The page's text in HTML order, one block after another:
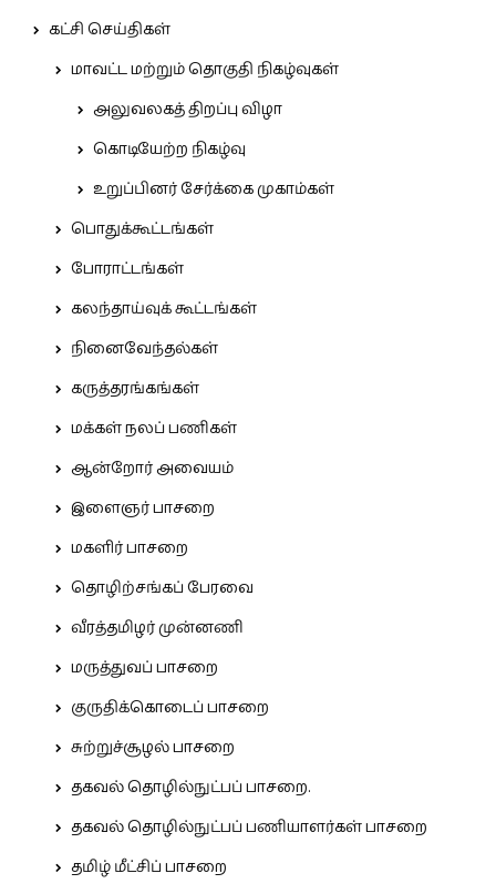
கட்சி செய்திகள்
மாவட்ட மற்றும் தொகுதி நிகழ்வுகள்
அலுவலகத் திறப்பு விழா
கொடியேற்ற நிகழ்வு
உறுப்பினர் சேர்க்கை முகாம்கள்
பொதுக்கூட்டங்கள்
போராட்டங்கள்
கலந்தாய்வுக் கூட்டங்கள்
நினைவேந்தல்கள்
கருத்தரங்கங்கள்
மக்கள் நலப் பணிகள்
ஆன்றோர் அவையம்
இளைஞர் பாசறை
மகளிர் பாசறை
தொழிற்சங்கப் பேரவை
வீரத்தமிழர் முன்னணி
மருத்துவப் பாசறை
குருதிக்கொடைப் பாசறை
சுற்றுச்சூழல் பாசறை
தகவல் தொழில்நுட்பப் பாசறை.
தகவல் தொழில்நுட்பப் பணியாளர்கள் பாசறை
தமிழ் மீட்சிப் பாசறை